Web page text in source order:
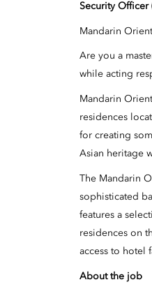
Security Officer
Mandarin
Are you a
while acting
Mandarin
residences
for creating
Asian heritage
The Mandarin
sophisticated
features a
residences on
access to hotel
About the job